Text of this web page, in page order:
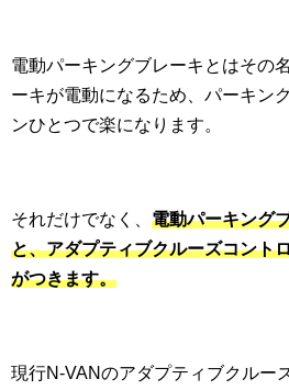
電動パーキングブレーキとはその
ーキが電動になるため、パーキン
ンひとつで楽になります。
それだけでなく、 電動パーキング
と、アダプティブクルーズコント
がつきます。
現行N-VANのアダプティブクルー